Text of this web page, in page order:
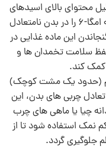
محتوای بالای اسیدهای
چرب امگا-۶، ممکن است نسبت امگا-۳ به امگا-۶ را در بدن نامتعادل
این ماده غذایی در
سلامت تخمدان‌ ها و
کمک کند.
شود روزانه حدود ۲۰ تا ۳۰ گرم (حدود یک مشت کوچک)
چربی‌ های بدن، این
۳ مانند گردو، دانه چیا یا ماهی‌ های چرب
نمک استفاده شود تا از
جلوگیری گردد.